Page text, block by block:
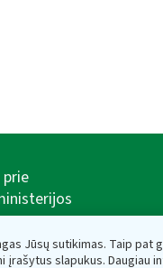
Jūsų sutikimas. Taip pat
slapukus. Daugiau
Lietuva,
adresas